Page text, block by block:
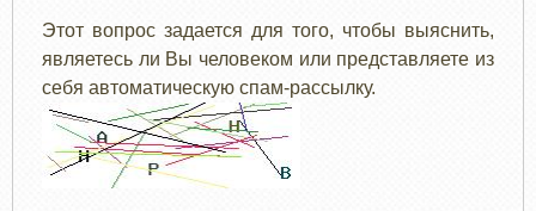
Этот вопрос задается для того, чтобы выяснить,
являетесь ли Вы человеком или представляете из
себя автоматическую спам-рассылку.